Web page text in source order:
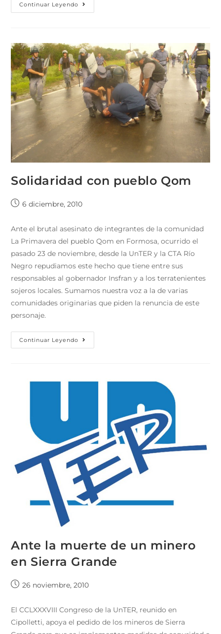
Continuar Leyendo
Solidaridad con pueblo Qom
6 diciembre, 2010
Ante el brutal asesinato de integrantes de la comunidad
La Primavera del pueblo Qom en Formosa, ocurrido el
pasado 23 de noviembre, desde la UnTER y la CTA Río
Negro repudiamos este hecho que tiene entre sus
responsables al gobernador Insfran y a los terratenientes
sojeros locales. Sumamos nuestra voz a la de varias
comunidades originarias que piden la renuncia de este
personaje.
Continuar Leyendo
Ante la muerte de un minero
en Sierra Grande
26 noviembre, 2010
El CCLXXXVIII Congreso de la UnTER, reunido en
Cipolletti, apoya el pedido de los mineros de Sierra